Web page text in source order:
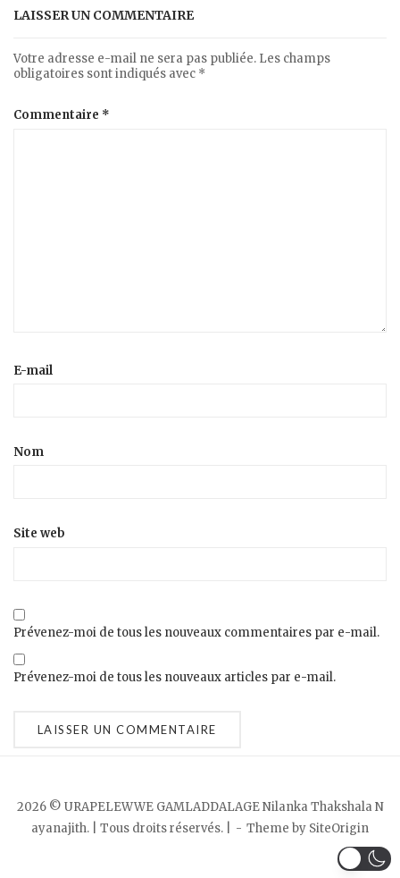
LAISSER UN COMMENTAIRE
Votre adresse e-mail ne sera pas publiée. Les champs
obligatoires sont indiqués avec *
Commentaire *
E-mail
Nom
Site web
Prévenez-moi de tous les nouveaux commentaires par e-mail.
Prévenez-moi de tous les nouveaux articles par e-mail.
2026 © URAPELEWWE GAMLADDALAGE Nilanka Thakshala N
ayanajith. | Tous droits réservés. |
Theme by SiteOrigin